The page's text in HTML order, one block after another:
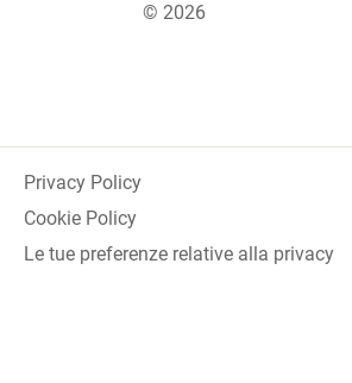
© 2026
Privacy Policy
Cookie Policy
Le tue preferenze relative alla privacy